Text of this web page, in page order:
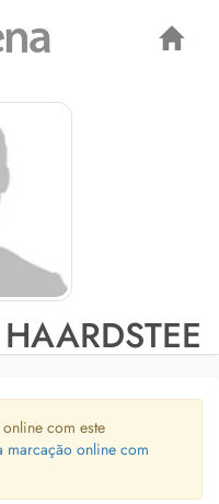
com este
marcação online com